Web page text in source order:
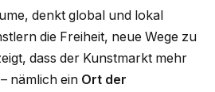
denkt global und lokal
die Freiheit, neue Wege zu
dass der Kunstmarkt mehr
nämlich ein Ort der